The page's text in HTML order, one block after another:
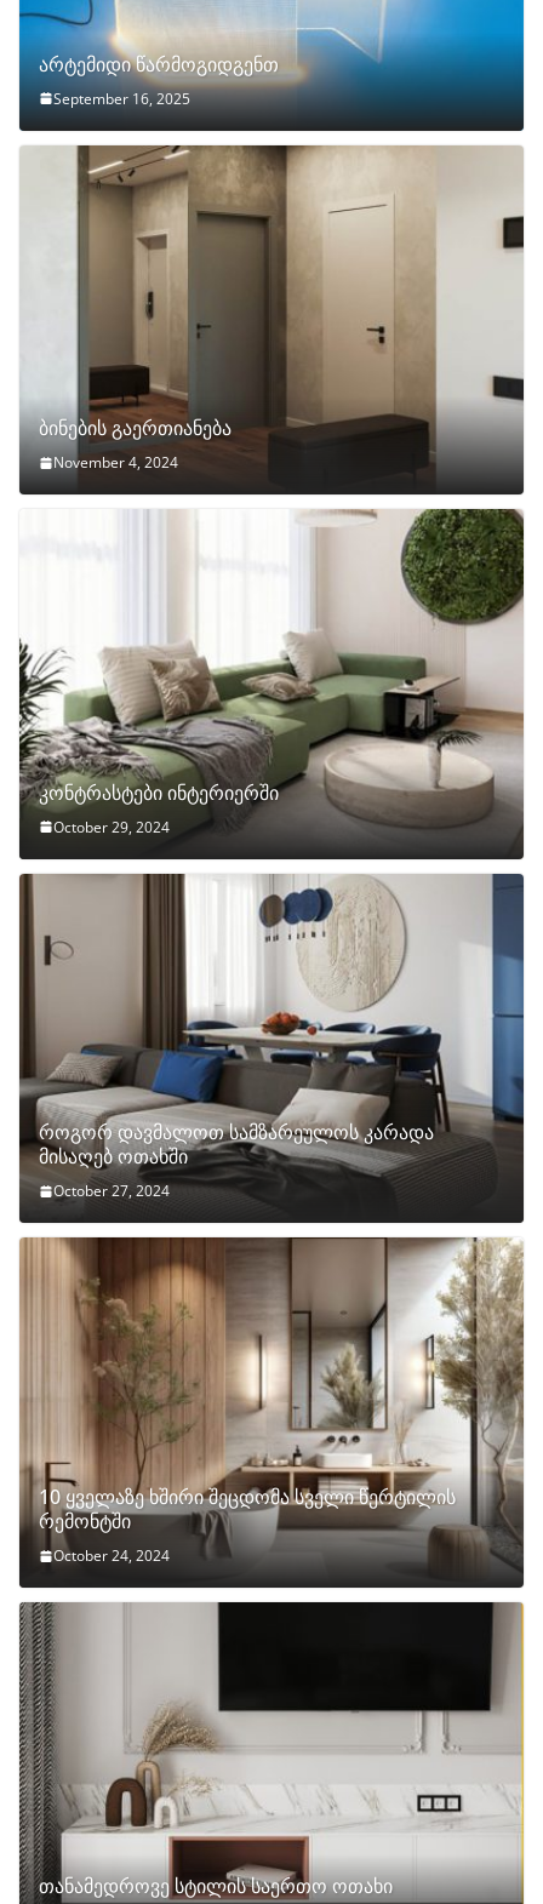
არტემიდი წარმოგიდგენთ
September 16, 2025
ბინების გაერთიანება
November 4, 2024
კონტრასტები ინტერიერში
October 29, 2024
როგორ დავმალოთ სამზარეულოს კარადა
მისაღებ ოთახში
October 27, 2024
10 ყველაზე ხშირი შეცდომა სველი წერტილის
რემონტში
October 24, 2024
თანამედროვე სტილის საერთო ოთახი